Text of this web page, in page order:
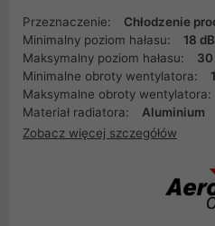
Przeznaczenie:
Chłodzenie
Minimalny poziom hałasu:
18 dB
Maksymalny poziom hałasu:
30
Minimalne obroty wentylatora:
Maksymalne obroty wentylatora:
Materiał radiatora:
Aluminium
Zobacz więcej szczegółów